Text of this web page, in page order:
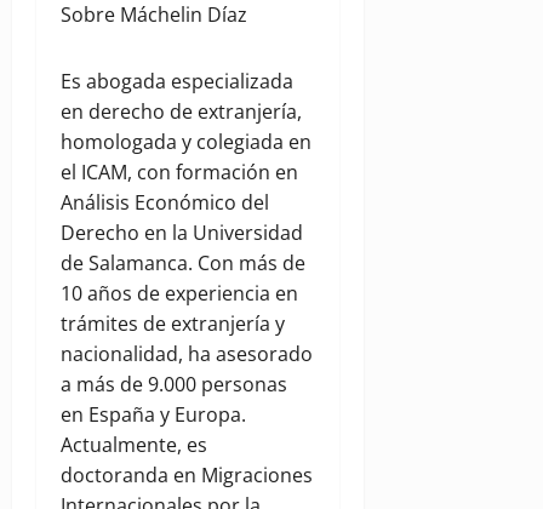
Sobre Máchelin Díaz
Es abogada especializada
en derecho de extranjería,
homologada y colegiada en
el ICAM, con formación en
Análisis Económico del
Derecho en la Universidad
de Salamanca. Con más de
10 años de experiencia en
trámites de extranjería y
nacionalidad, ha asesorado
a más de 9.000 personas
en España y Europa.
Actualmente, es
doctoranda en Migraciones